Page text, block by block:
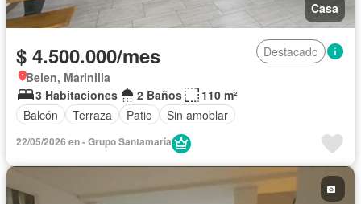
Casa
$ 4.500.000/mes
Destacado
Belen, Marinilla
3 Habitaciones
2 Baños
110 m²
Balcón
Terraza Patio Sin amoblar
22/05/2026 en - Grupo Santamaría